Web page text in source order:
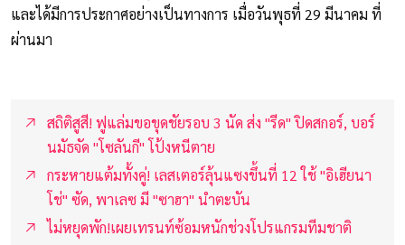
และได้มีการประกาศอย่างเป็นทางการ เมื่อวันพุธที่ 29 มีนาคม ที่
ผ่านมา
สถิติสูสี! ฟูแล่มขอขุดชัยรอบ 3 นัด ส่ง "รีด" ปิดสกอร์, บอร์
นมัธจัด "โซลันกี" โป้งหนีตาย
กระหายแต้มทั้งคู่! เลสเตอร์ลุ้นแซงขึ้นที่ 12 ใช้ "อิเฮียนา
โช่" ซัด, พาเลซ มี "ซาฮา" นำตะบัน
ไม่หยุดพัก!เผยเทรนท์ซ้อมหนักช่วงโปรแกรมทีมชาติ